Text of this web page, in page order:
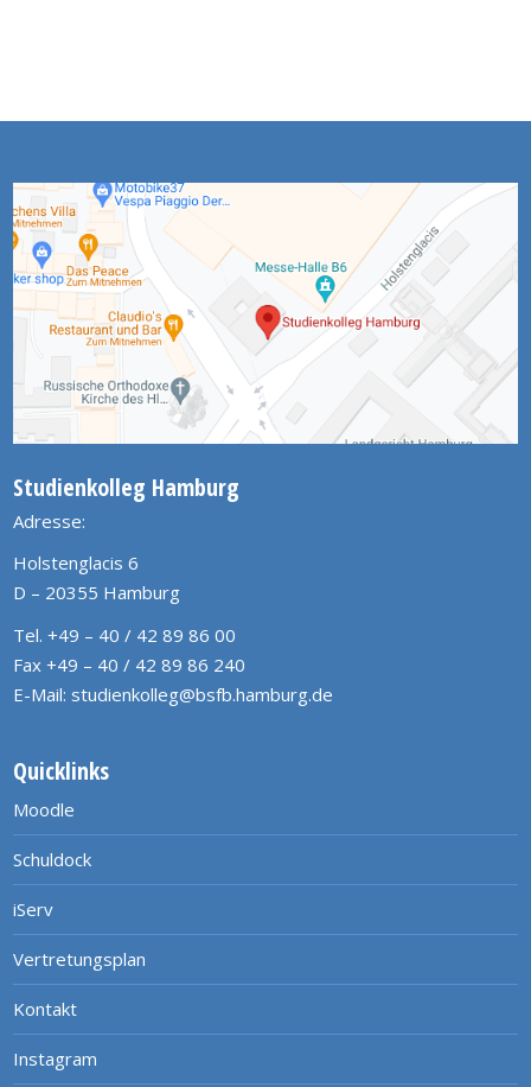
Studienkolleg Hamburg
Adresse:
Holstenglacis 6
D – 20355 Hamburg
Tel. +49 – 40 / 42 89 86 00
Fax +49 – 40 / 42 89 86 240
E-Mail: studienkolleg@bsfb.hamburg.de
Quicklinks
Moodle
Schuldock
iServ
Vertretungsplan
Kontakt
Instagram